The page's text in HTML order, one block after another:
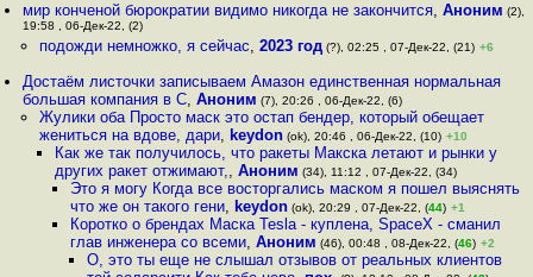
мир конченой бюрократии видимо никогда не закончится,Аноним (2),
19:58 , 06-Дек-22, (2)
подожди немножко, я сейчас, 2023 год(?), 02:25 , 07-Дек-22, (21) +6
Достаём листочки записываем Амазон единственная нормальная
большая компания в С,Аноним (7), 20:26 , 06-Дек-22, (6)
Жулики оба Просто маск это остап бендер, который обещает
жениться на вдове, дари, keydon(ok), 20:46 , 06-Дек-22, (10) +10
Как же так получилось, что ракеты Макска летают и рынки у
других ракет отжимают,, Аноним (34), 11:12 , 07-Дек-22, (34)
Это я могу Когда все восторгались маском я пошел выяснять
что же он такого гени, keydon (ok), 20:29 , 07-Дек-22, (44) +1
Коротко о брендах Маска Tesla - куплена, SpaceX - сманил
глав инженера со всеми,Аноним (46), 00:48 , 08-Дек-22, (46) +2
О, это ты еще не слышал отзывов от реальных клиентов